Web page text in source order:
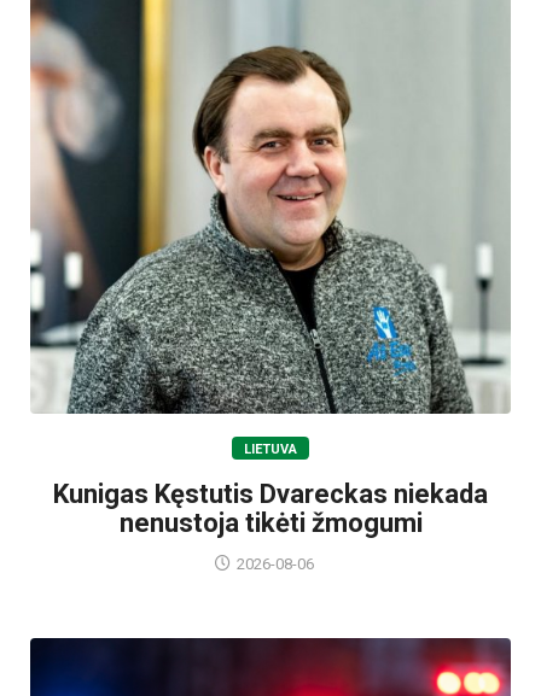
LIETUVA
Kunigas Kęstutis Dvareckas niekada
nenustoja tikėti žmogumi
2026-08-06